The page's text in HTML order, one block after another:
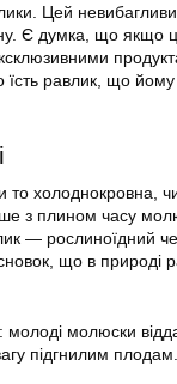
Цей
Є думка, що якщо
равлик, що
то холоднокровна,
з плином часу
— рослиноїдний
що в природі
молоді молюски
підгнилим плодам.